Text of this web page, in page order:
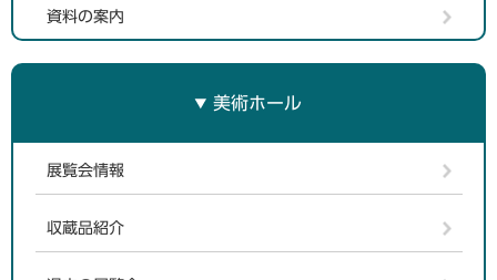
資料の案内
美術ホール
展覧会情報
収蔵品紹介